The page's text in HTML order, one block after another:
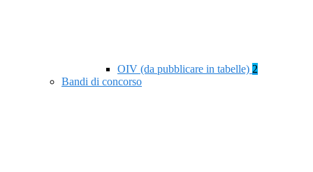
OIV (da pubblicare in tabelle) 2
Bandi di concorso